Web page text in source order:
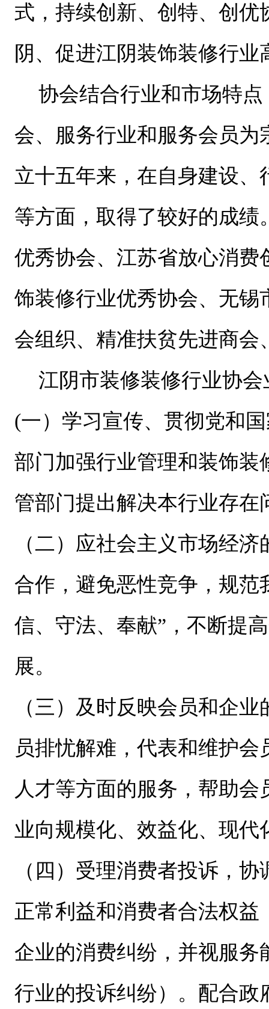
式，持续创新、创特、创
阴、促进江阴装饰装修行
协会结合行业和市场特
会、服务行业和服务会员
立十五年来，在自身建设
等方面，取得了较好的成绩
优秀协会、江苏省放心消费
饰装修行业优秀协会、无
会组织、精准扶贫先进商
江阴市装修装修行业协
(一）学习宣传、贯彻党和
部门加强行业管理和装饰
管部门提出解决本行业存在
（二）应社会主义市场经
合作，避免恶性竞争，规范
信、守法、奉献”，不断提
展。
（三）及时反映会员和企
员排忧解难，代表和维护
人才等方面的服务，帮助
业向规模化、效益化、现代
（四）受理消费者投诉，
正常利益和消费者合法权益
企业的消费纠纷，并视服务
行业的投诉纠纷）。配合政